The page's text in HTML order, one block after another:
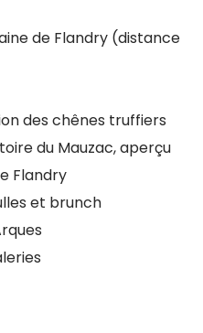
de Flandry (distance
des chênes truffiers
du Mauzac, aperçu
Flandry
et brunch